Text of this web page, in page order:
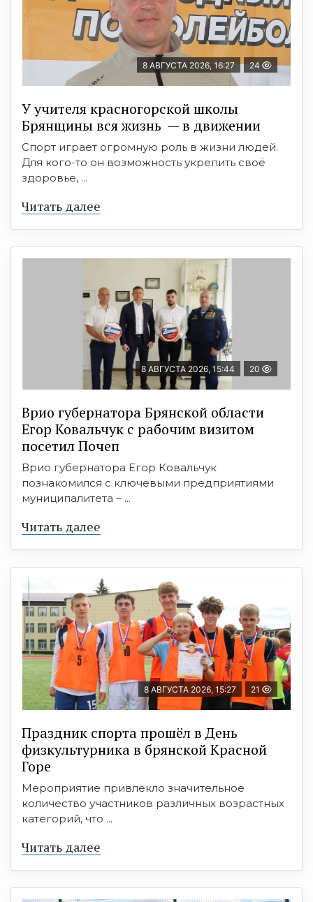
8 АВГУСТА 2026, 16:27 24
У учителя красногорской школы
Брянщины вся жизнь — в движении
Спорт играет огромную роль в жизни людей.
Для кого-то он возможность укрепить своё
здоровье, ...
Читать далее
8 АВГУСТА 2026, 15:44 20
Врио губернатора Брянской области
Егор Ковальчук с рабочим визитом
посетил Почеп
Врио губернатора Егор Ковальчук
познакомился с ключевыми предприятиями
муниципалитета – ...
Читать далее
8 АВГУСТА 2026, 15:27 21
Праздник спорта прошёл в День
физкультурника в брянской Красной
Горе
Мероприятие привлекло значительное
количество участников различных возрастных
категорий, что ...
Читать далее